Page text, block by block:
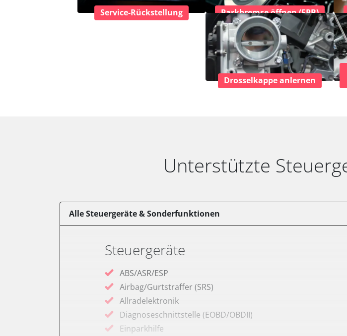
Service-Rückstellung Parkbremse öffnen (EPB)
Drosselkappe anlernen
Unterstützte
Alle Steuergeräte & Sonderfunktionen
Steuergeräte
ABS/ASR/ESP
Airbag/Gurtstraffer (SRS)
Allradelektronik
Diagnoseschnittstelle (EOBD/OBDII)
Einparkhilfe